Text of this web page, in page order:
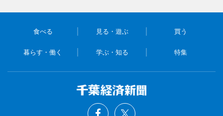
食べる 見る・遊ぶ 買う
暮らす・働く 学ぶ・知る 特集